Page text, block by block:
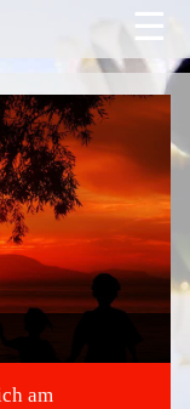
☰
am